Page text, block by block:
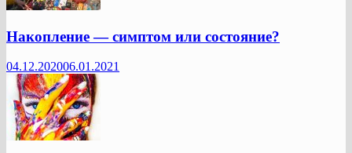
Накопление — симптом или состояние?
04.12.202006.01.2021